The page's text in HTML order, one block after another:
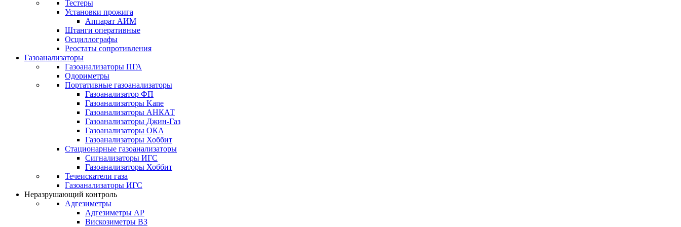
Тестеры
Установки прожига
Аппарат АИМ
Штанги оперативные
Осциллографы
Реостаты сопротивления
Газоанализаторы
Газоанализаторы ПГА
Одориметры
Портативные газоанализаторы
Газоанализатор ФП
Газоанализаторы Kane
Газоанализаторы АНКАТ
Газоанализаторы Джин-Газ
Газоанализаторы ОКА
Газоанализаторы Хоббит
Стационарные газоанализаторы
Сигнализаторы ИГС
Газоанализаторы Хоббит
Течеискатели газа
Газоанализаторы ИГС
Неразрушающий контроль
Адгезиметры
Адгезиметры АР
Вискозиметры ВЗ